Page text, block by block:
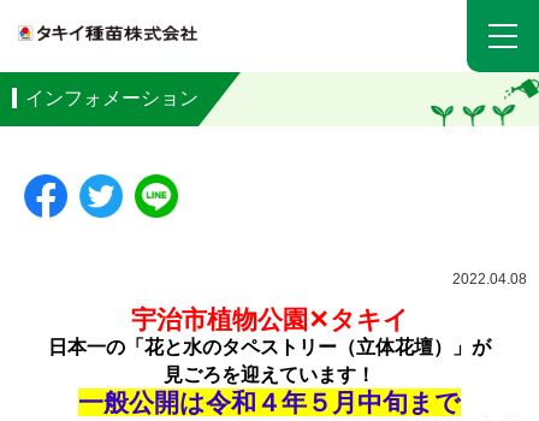
インフォメーション
2022.04.08
宇治市植物公園✕タキイ
日本一の「花と水のタペストリー（立体花壇）」が
見ごろを迎えています！
一般公開は令和４年５月中旬まで